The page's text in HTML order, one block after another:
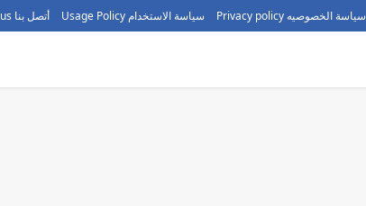
سياسة الخصوصيه Privacy policy سياسة الاستخدام Usage Policy أتصل بنا call us